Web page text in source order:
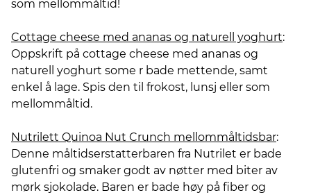
som mellommåltid!
Cottage cheese med ananas og naturell yoghurt:
Oppskrift på cottage cheese med ananas og
naturell yoghurt some r bade mettende, samt
enkel å lage. Spis den til frokost, lunsj eller som
mellommåltid.
Nutrilett Quinoa Nut Crunch mellommåltidsbar:
Denne måltidserstatterbaren fra Nutrilet er bade
glutenfri og smaker godt av nøtter med biter av
mørk sjokolade. Baren er bade høy på fiber og